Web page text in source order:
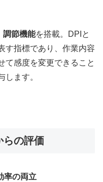
調節機能を搭載。DPIと
す指標であり、作業内容
て感度を変更できること
します。
らの評価
率の両立